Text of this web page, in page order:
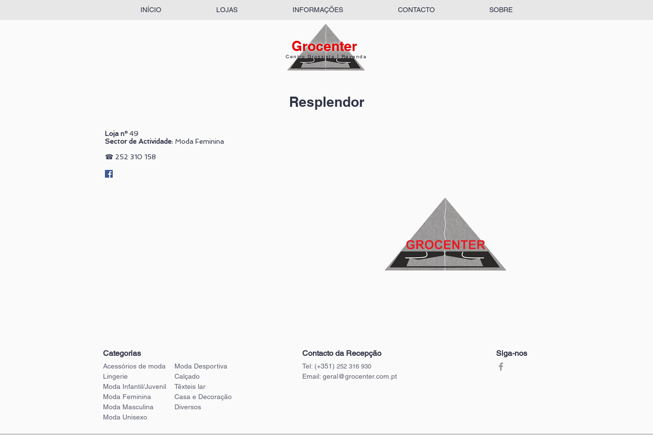
INÍCIO LOJAS INFORMAÇÕES CONTACTO SOBRE
Grocenter
Centro Grossista | Revenda
Resplendor
Loja nº49
Sector de Actividade: Moda Feminina
☎ 252 310 158
Categorias
Acessórios de moda
Lingerie
Moda Infantil/Juvenil
Moda Feminina
Moda Masculina
Moda Unisexo
Moda Desportiva
Calçado
Têxteis lar
Casa e Decoração
Diversos
Contacto da Recepção
Tel: (+351) 252 316 930
Email: geral@grocenter.com.pt
Siga-nos